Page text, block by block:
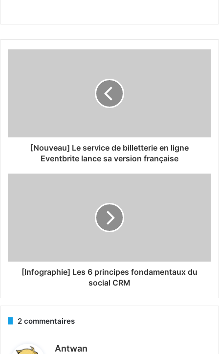
[Nouveau] Le service de billetterie en ligne
Eventbrite lance sa version française
[Infographie] Les 6 principes fondamentaux du
social CRM
2 commentaires
Antwan